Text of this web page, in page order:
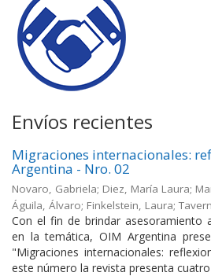
Envíos recientes
Migraciones internacionales:
Argentina - Nro. 02
Novaro, Gabriela; Diez, María Laura;
Águila, Álvaro; Finkelstein, Laura;
Con el fin de brindar asesoramiento
en la temática, OIM Argentina
"Migraciones internacionales:
este número la revista presenta cuatro